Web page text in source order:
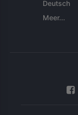
Deutsch
Meer...